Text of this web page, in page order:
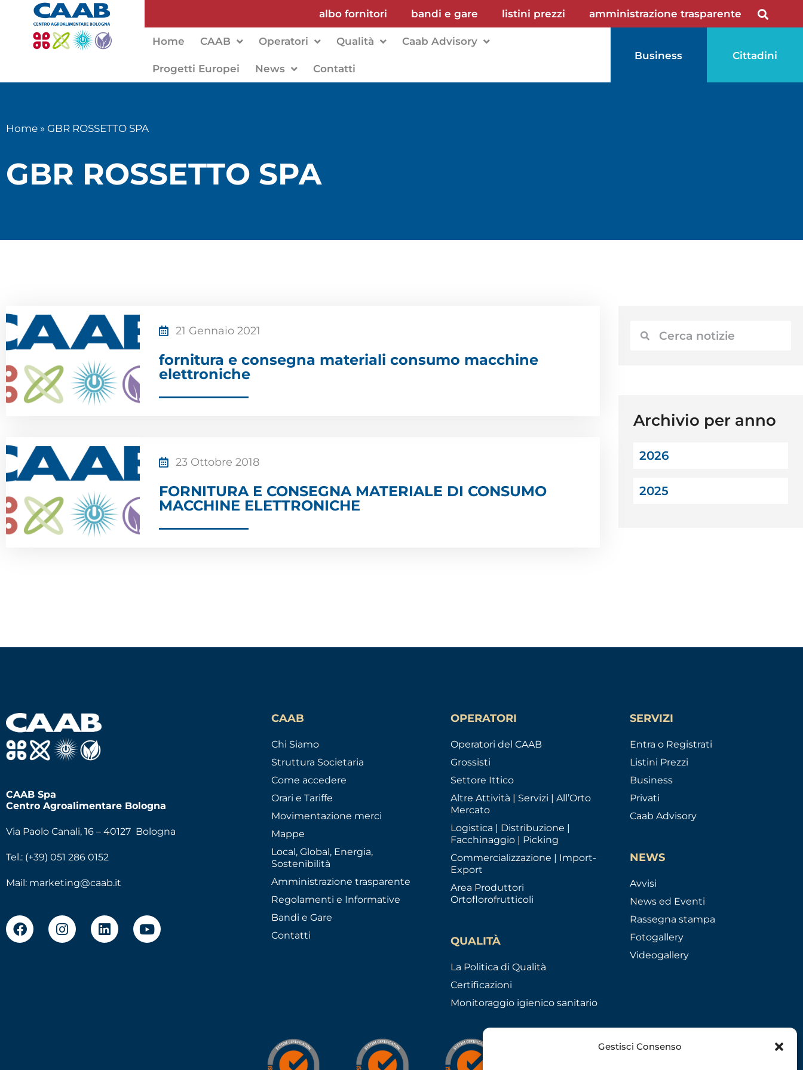
Gestisci Consenso
albo fornitori bandi e gare listini prezzi amministrazione trasparente
Home CAAB Operatori Qualità Caab Advisory
Progetti Europei News Contatti
Business Cittadini
Home » GBR ROSSETTO SPA
GBR ROSSETTO SPA
21 Gennaio 2021
fornitura e consegna materiali consumo macchine
elettroniche
23 Ottobre 2018
FORNITURA E CONSEGNA MATERIALE DI CONSUMO
MACCHINE ELETTRONICHE
Archivio per anno
2026
2025
CAAB Spa
Centro Agroalimentare Bologna
Via Paolo Canali, 16 – 40127 Bologna
Tel.: (+39) 051 286 0152
Mail: marketing@caab.it
CAAB
Chi Siamo
Struttura Societaria
Come accedere
Orari e Tariffe
Movimentazione merci
Mappe
Local, Global, Energia,
Sostenibilità
Amministrazione trasparente
Regolamenti e Informative
Bandi e Gare
Contatti
OPERATORI
Operatori del CAAB
Grossisti
Settore Ittico
Altre Attività | Servizi | All’Orto
Mercato
Logistica | Distribuzione |
Facchinaggio | Picking
Commercializzazione | Import-
Export
Area Produttori
Ortoflorofrutticoli
QUALITÀ
La Politica di Qualità
Certificazioni
Monitoraggio igienico sanitario
SERVIZI
Entra o Registrati
Listini Prezzi
Business
Privati
Caab Advisory
NEWS
Avvisi
News ed Eventi
Rassegna stampa
Fotogallery
Videogallery